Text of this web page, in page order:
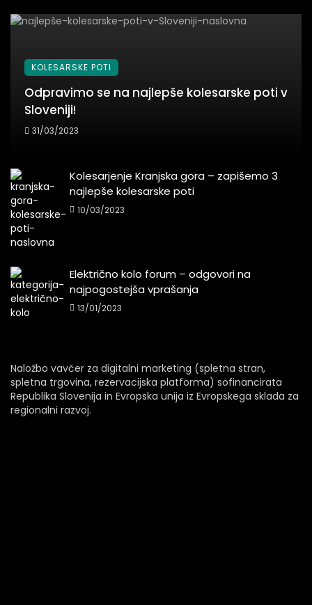
KOLESARSKE POTI
Odpravimo se na najlepše kolesarske poti v
Sloveniji!
31/03/2023
Kolesarjenje Kranjska gora – zapišemo 3
najlepše kolesarske poti
10/03/2023
Električno kolo forum – odgovori na
najpogostejša vprašanja
13/01/2023
Naložbo vavčer za digitalni marketing (spletna stran,
spletna trgovina, rezervacijska platforma) sofinancirata
Republika Slovenija in Evropska unija iz Evropskega sklada za
regionalni razvoj.